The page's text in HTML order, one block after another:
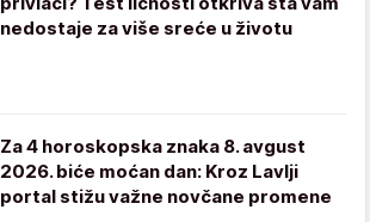
nedostaje za više sreće u životu
Za 4 horoskopska znaka 8. avgust
2026. biće moćan dan: Kroz Lavlji
portal stižu važne novčane promene